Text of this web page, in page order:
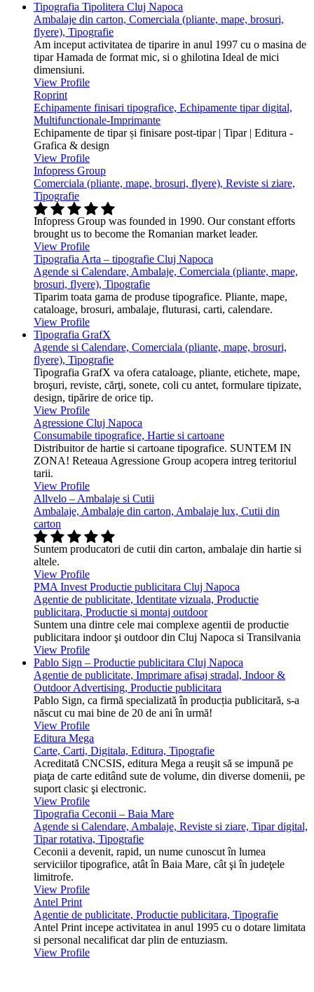
Tipografia Tipolitera Cluj Napoca
Ambalaje din carton, Comerciala (pliante, mape, brosuri,
flyere), Tipografie
Am inceput activitatea de tiparire in anul 1997 cu o masina de
tipar Hamada de format mic, si o ghilotina Ideal de mici
dimensiuni.
View Profile
Roprint
Echipamente finisari tipografice, Echipamente tipar digital,
Multifunctionale-Imprimante
Echipamente de tipar și finisare post-tipar | Tipar | Editura -
Grafica & design
View Profile
Infopress Group
Comerciala (pliante, mape, brosuri, flyere), Reviste si ziare,
Tipografie
Infopress Group was founded in 1990. Our constant efforts
brought us to become the Romanian market leader.
View Profile
Tipografia Arta – tipografie Cluj Napoca
Agende si Calendare, Ambalaje, Comerciala (pliante, mape,
brosuri, flyere), Tipografie
Tiparim toata gama de produse tipografice. Pliante, mape,
cataloage, brosuri, ambalaje, fluturasi, carti, calendare.
View Profile
Tipografia GrafX
Agende si Calendare, Comerciala (pliante, mape, brosuri,
flyere), Tipografie
Tipografia GrafX va ofera cataloage, pliante, etichete, mape,
broşuri, reviste, cărţi, sonete, coli cu antet, formulare tipizate,
design, tipărire de orice tip.
View Profile
Agressione Cluj Napoca
Consumabile tipografice, Hartie si cartoane
Distribuitor de hartie si cartoane tipografice. SUNTEM IN
ZONA! Reteaua Agressione Group acopera intreg teritoriul
tarii.
View Profile
Allvelo – Ambalaje si Cutii
Ambalaje, Ambalaje din carton, Ambalaje lux, Cutii din
carton
Suntem producatori de cutii din carton, ambalaje din hartie si
altele.
View Profile
PMA Invest Productie publicitara Cluj Napoca
Agentie de publicitate, Identitate vizuala, Productie
publicitara, Productie si montaj outdoor
Suntem una dintre cele mai complexe agentii de productie
publicitara indoor şi outdoor din Cluj Napoca si Transilvania
View Profile
Pablo Sign – Productie publicitara Cluj Napoca
Agentie de publicitate, Imprimare afisaj stradal, Indoor &
Outdoor Advertising, Productie publicitara
Pablo Sign, ca firmă specializată în producția publicitară, s-a
născut cu mai bine de 20 de ani în urmă!
View Profile
Editura Mega
Carte, Carti, Digitala, Editura, Tipografie
Acreditată CNCSIS, editura Mega a reuşit să se impună pe
piaţa de carte editând sute de volume, din diverse domenii, pe
suport clasic şi electronic.
View Profile
Tipografia Ceconii – Baia Mare
Agende si Calendare, Ambalaje, Reviste si ziare, Tipar digital,
Tipar rotativa, Tipografie
Ceconii a devenit, rapid, un nume cunoscut în lumea
serviciilor tipografice, atât în Baia Mare, cât şi în judeţele
limitrofe.
View Profile
Antel Print
Agentie de publicitate, Productie publicitara, Tipografie
Antel Print incepe activitatea in anul 1995 cu o dotare limitata
si personal necalificat dar plin de entuziasm.
View Profile